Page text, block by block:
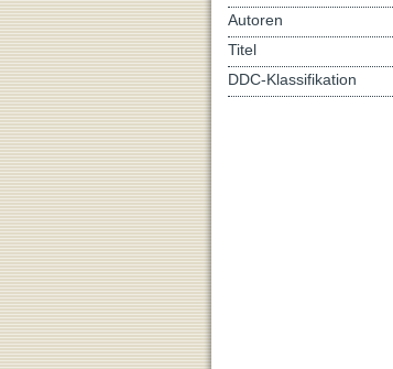
Autoren
Titel
DDC-Klassifikation